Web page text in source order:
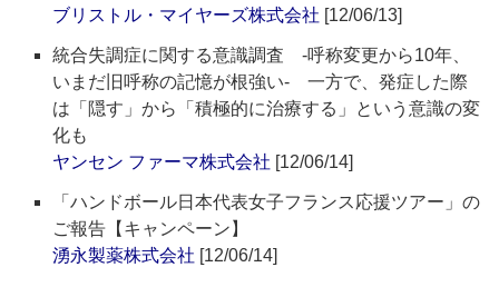
ブリストル・マイヤーズ株式会社 [12/06/13]
統合失調症に関する意識調査 -呼称変更から10年、
いまだ旧呼称の記憶が根強い- 一方で、発症した際
は「隠す」から「積極的に治療する」という意識の変
化も
ヤンセン ファーマ株式会社 [12/06/14]
「ハンドボール日本代表女子フランス応援ツアー」の
ご報告【キャンペーン】
湧永製薬株式会社 [12/06/14]